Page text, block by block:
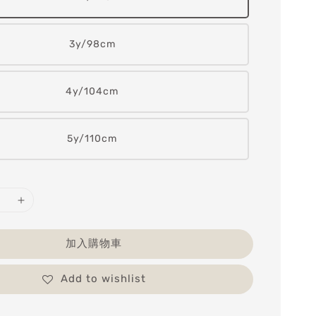
3y/98cm
4y/104cm
5y/110cm
加入購物車
Add to wishlist